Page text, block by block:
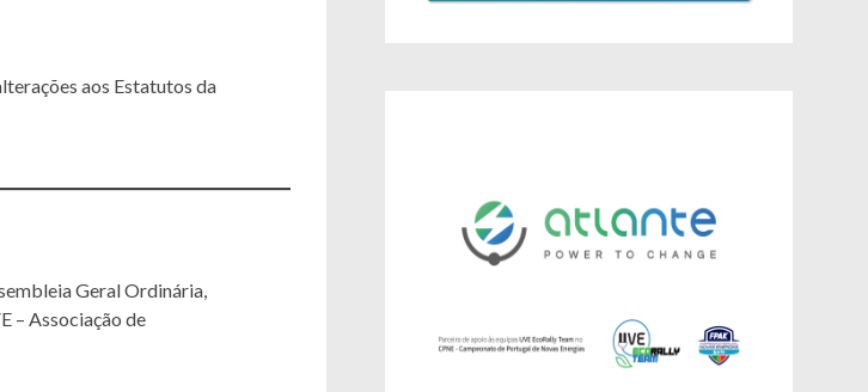
aos Estatutos da
Geral Ordinária,
– Associação de